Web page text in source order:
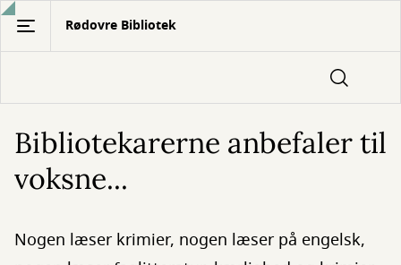
Gå
hovedindhold
Rødovre Bibliotek
Bibliotekarerne anbefaler til
voksne...
Nogen læser krimier, nogen læser på engelsk,